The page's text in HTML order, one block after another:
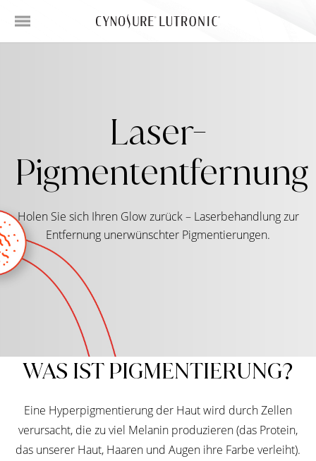
Laser-
Pigmententfernung
Holen Sie sich Ihren Glow zurück – Laserbehandlung zur
Entfernung unerwünschter Pigmentierungen.
WAS IST PIGMENTIERUNG?
Eine Hyperpigmentierung der Haut wird durch Zellen
verursacht, die zu viel Melanin produzieren (das Protein,
das unserer Haut, Haaren und Augen ihre Farbe verleiht).